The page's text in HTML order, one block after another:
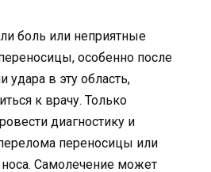
боль или неприятные
особенно после
удара в эту область,
к врачу. Только
диагностику и
переносицы или
Самолечение может